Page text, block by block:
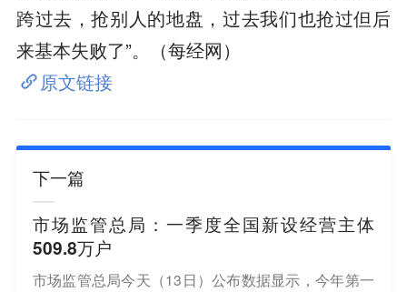
跨过去，抢别人的地盘，过去我们也抢过但后
来基本失败了”。（每经网）
原文链接
下一篇
市场监管总局：一季度全国新设经营主体
509.8万户
市场监管总局今天（13日）公布数据显示，今年第一